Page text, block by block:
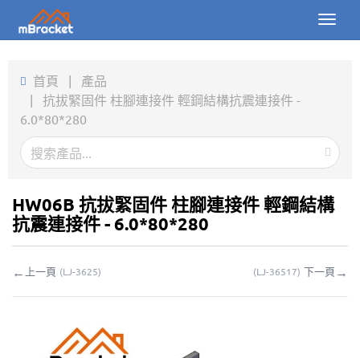
Toggle
產品
新聞
關於我們
下載
線上詢價
首頁 | 產品
| 抗拔緊固件 柱腳連接件 輕鋼結構抗震連接件 -
6.0*80*280
HW06B 抗拔緊固件 柱腳連接件 輕鋼結構
抗震連接件 - 6.0*80*280
← 上一頁 (LJ-3625) (LJ-36517) 下一頁 →